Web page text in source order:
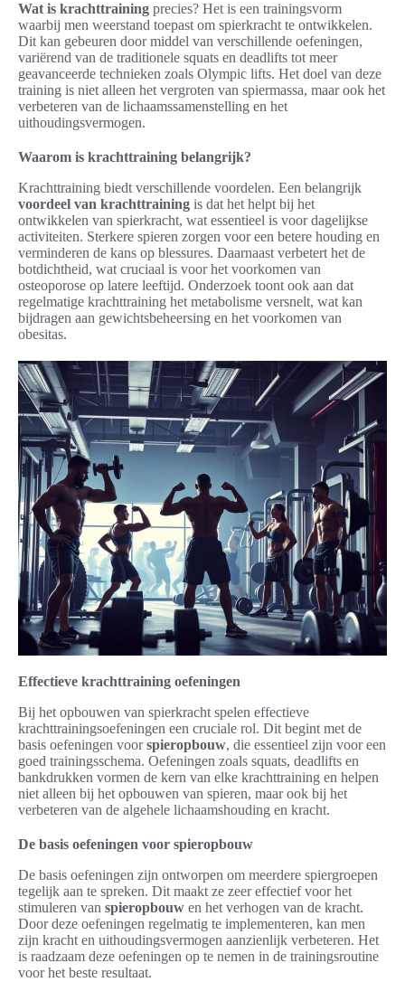
Wat is krachttraining precies? Het is een trainingsvorm
waarbij men weerstand toepast om spierkracht te ontwikkelen.
Dit kan gebeuren door middel van verschillende oefeningen,
variërend van de traditionele squats en deadlifts tot meer
geavanceerde technieken zoals Olympic lifts. Het doel van deze
training is niet alleen het vergroten van spiermassa, maar ook het
verbeteren van de lichaamssamenstelling en het
uithoudingsvermogen.
Waarom is krachttraining belangrijk?
Krachttraining biedt verschillende voordelen. Een belangrijk
voordeel van krachttraining is dat het helpt bij het
ontwikkelen van spierkracht, wat essentieel is voor dagelijkse
activiteiten. Sterkere spieren zorgen voor een betere houding en
verminderen de kans op blessures. Daarnaast verbetert het de
botdichtheid, wat cruciaal is voor het voorkomen van
osteoporose op latere leeftijd. Onderzoek toont ook aan dat
regelmatige krachttraining het metabolisme versnelt, wat kan
bijdragen aan gewichtsbeheersing en het voorkomen van
obesitas.
Effectieve krachttraining oefeningen
Bij het opbouwen van spierkracht spelen effectieve
krachttrainingsoefeningen een cruciale rol. Dit begint met de
basis oefeningen voorspieropbouw, die essentieel zijn voor een
goed trainingsschema. Oefeningen zoals squats, deadlifts en
bankdrukken vormen de kern van elke krachttraining en helpen
niet alleen bij het opbouwen van spieren, maar ook bij het
verbeteren van de algehele lichaamshouding en kracht.
De basis oefeningen voor spieropbouw
De basis oefeningen zijn ontworpen om meerdere spiergroepen
tegelijk aan te spreken. Dit maakt ze zeer effectief voor het
stimuleren van spieropbouw en het verhogen van de kracht.
Door deze oefeningen regelmatig te implementeren, kan men
zijn kracht en uithoudingsvermogen aanzienlijk verbeteren. Het
is raadzaam deze oefeningen op te nemen in de trainingsroutine
voor het beste resultaat.